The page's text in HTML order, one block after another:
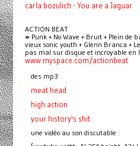
carla bozulich - You are a Jaguar
ACTION BEAT
= Punk + No Wave + Bruit + Plein de
vieux sonic youth + Glenn Branca +
pas mal sur disque et incroyable en
www.myspace.com/actionbeat
des mp3
meat head
high action
your history's shit
une vidéo au son discutable :